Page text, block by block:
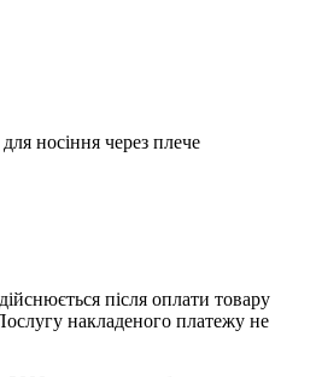
носіння через плече
після оплати товару
накладеного платежу не